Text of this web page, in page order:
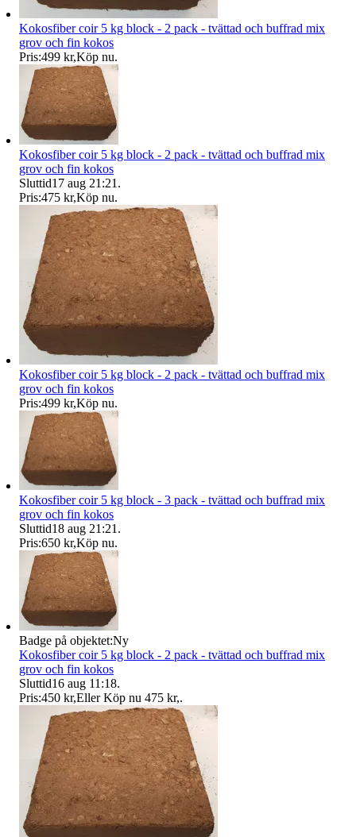
Kokosfiber coir 5 kg block - 2 pack - tvättad och buffrad mix
grov och fin kokos
Pris:499 kr,Köp nu.
Kokosfiber coir 5 kg block - 2 pack - tvättad och buffrad mix
grov och fin kokos
Sluttid17 aug 21:21 .
Pris:475 kr,Köp nu.
Kokosfiber coir 5 kg block - 2 pack - tvättad och buffrad mix
grov och fin kokos
Pris:499 kr,Köp nu.
Kokosfiber coir 5 kg block - 3 pack - tvättad och buffrad mix
grov och fin kokos
Sluttid18 aug 21:21 .
Pris:650 kr,Köp nu.
Badge på objektet:Ny
Kokosfiber coir 5 kg block - 2 pack - tvättad och buffrad mix
grov och fin kokos
Sluttid16 aug 11:18.
Pris:450 kr,Eller Köp nu 475 kr,.